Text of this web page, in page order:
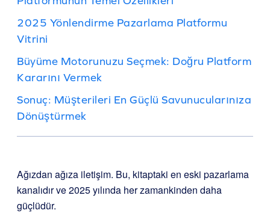
2025 Yönlendirme Pazarlama Platformu
Vitrini
Büyüme Motorunuzu Seçmek: Doğru Platform
Kararını Vermek
Sonuç: Müşterileri En Güçlü Savunucularınıza
Dönüştürmek
Ağızdan ağıza iletişim. Bu, kitaptaki en eski pazarlama
kanalıdır ve 2025 yılında her zamankinden daha
güçlüdür.